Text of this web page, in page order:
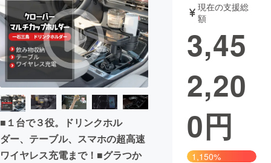
テクノロジー・ガジェット
映像・映画 書籍・雑誌
ビジネス・起業 チャレンジ
まちづくり・地域活性化
CAMPFIRE for Social Good
CAMPFIRE Creation
■１台で３役。ドリンクホル
ダー、テーブル、スマホの超高速
ワイヤレス充電まで！■グラつか
現在の支援総
額
3,45
2,20
0円
1,150%